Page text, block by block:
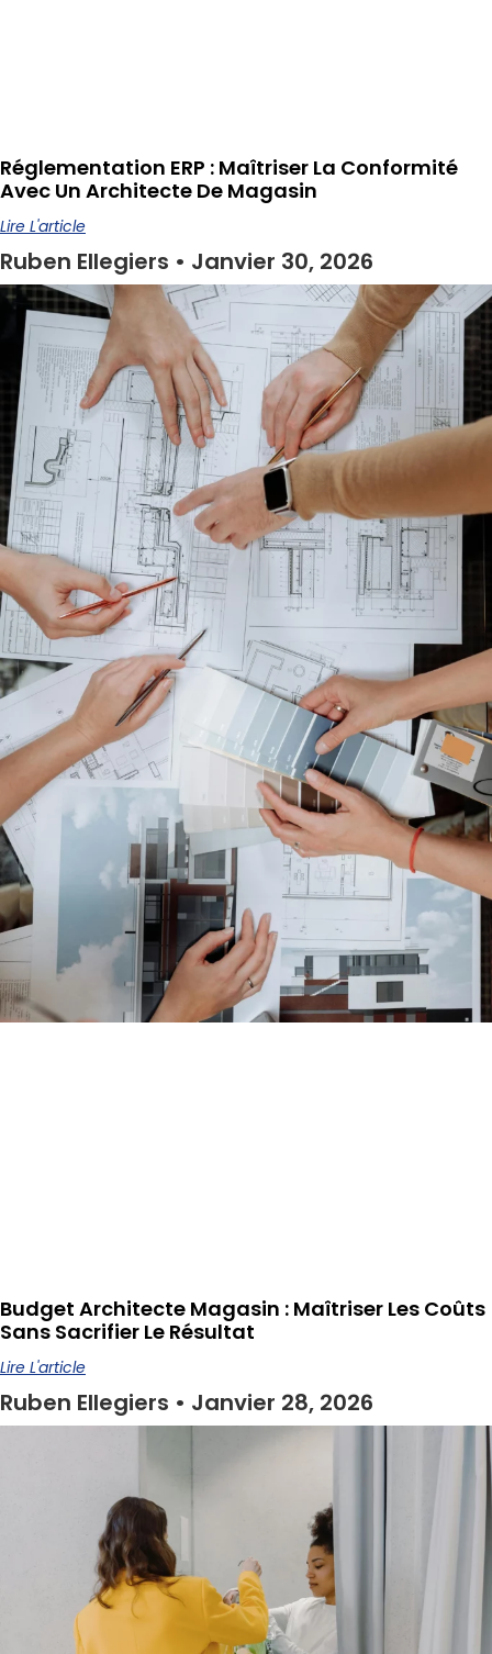
Réglementation ERP : Maîtriser La Conformité
Avec Un Architecte De Magasin
Lire L'article
Ruben Ellegiers Janvier 30, 2026
Budget Architecte Magasin : Maîtriser Les Coûts
Sans Sacrifier Le Résultat
Lire L'article
Ruben Ellegiers Janvier 28, 2026